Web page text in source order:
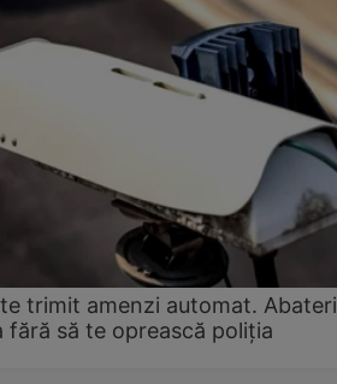
trimit amenzi automat.
să te oprească poliția